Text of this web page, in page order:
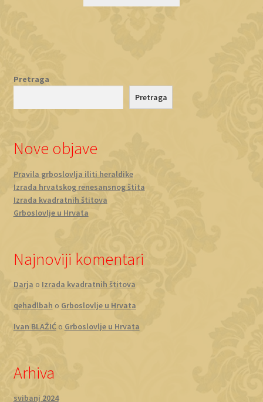
Pretraga
Pretraga
Nove objave
Pravila grboslovlja iliti heraldike
Izrada hrvatskog renesansnog štita
Izrada kvadratnih štitova
Grboslovlje u Hrvata
Najnoviji komentari
Darja o Izrada kvadratnih štitova
qehadlbah o Grboslovlje u Hrvata
Ivan BLAŽIĆo Grboslovlje u Hrvata
Arhiva
svibanj 2024